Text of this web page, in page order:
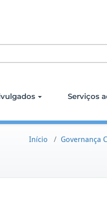
Serviços
Início / Governança